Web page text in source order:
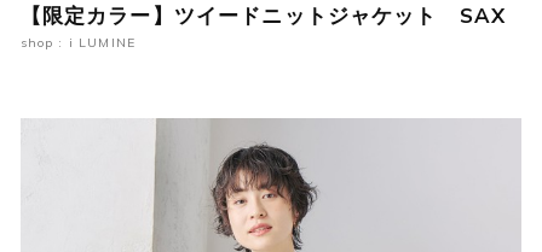
【限定カラー】ツイードニットジャケット SAX
shop : i LUMINE